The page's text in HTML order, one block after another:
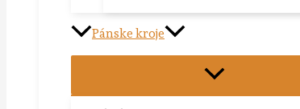
Pánske kroje